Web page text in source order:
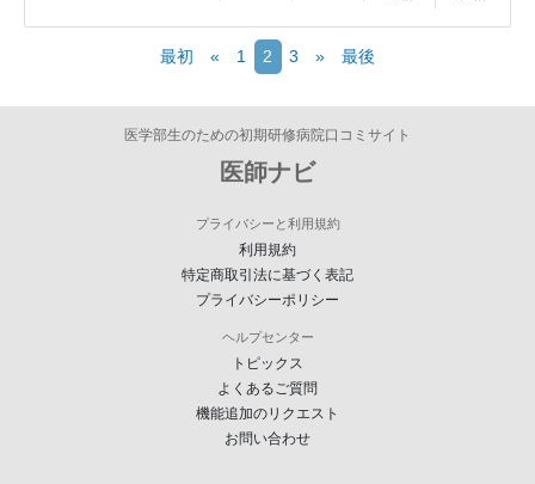
最初 « 1 2 (current)
3 » 最後
医学部生のための初期研修病院口コミサイト
医師ナビ
プライバシーと利用規約
利用規約
特定商取引法に基づく表記
プライバシーポリシー
ヘルプセンター
トピックス
よくあるご質問
機能追加のリクエスト
お問い合わせ